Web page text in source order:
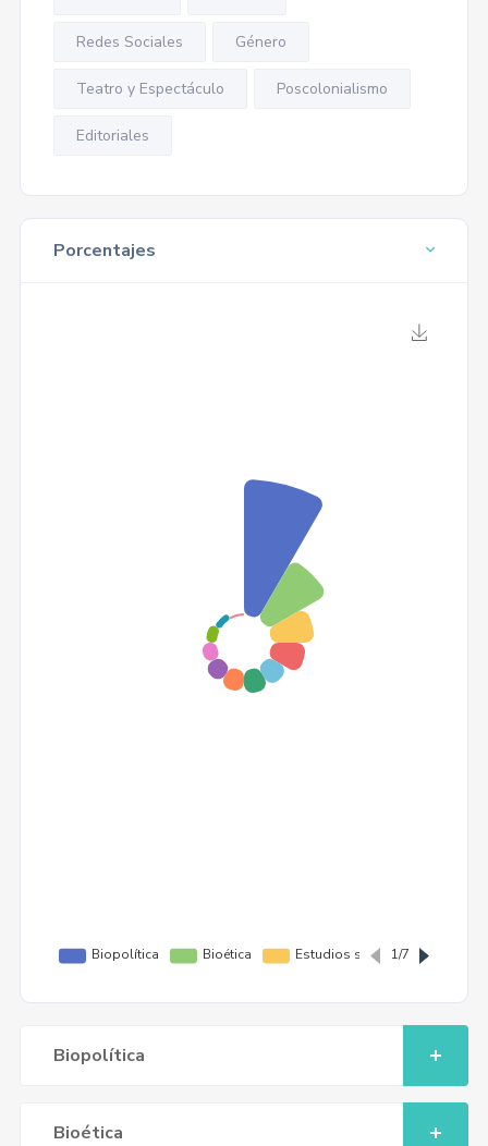
Redes Sociales Género
Teatro y Espectáculo Poscolonialismo
Editoriales
Porcentajes
Biopolítica
Bioética